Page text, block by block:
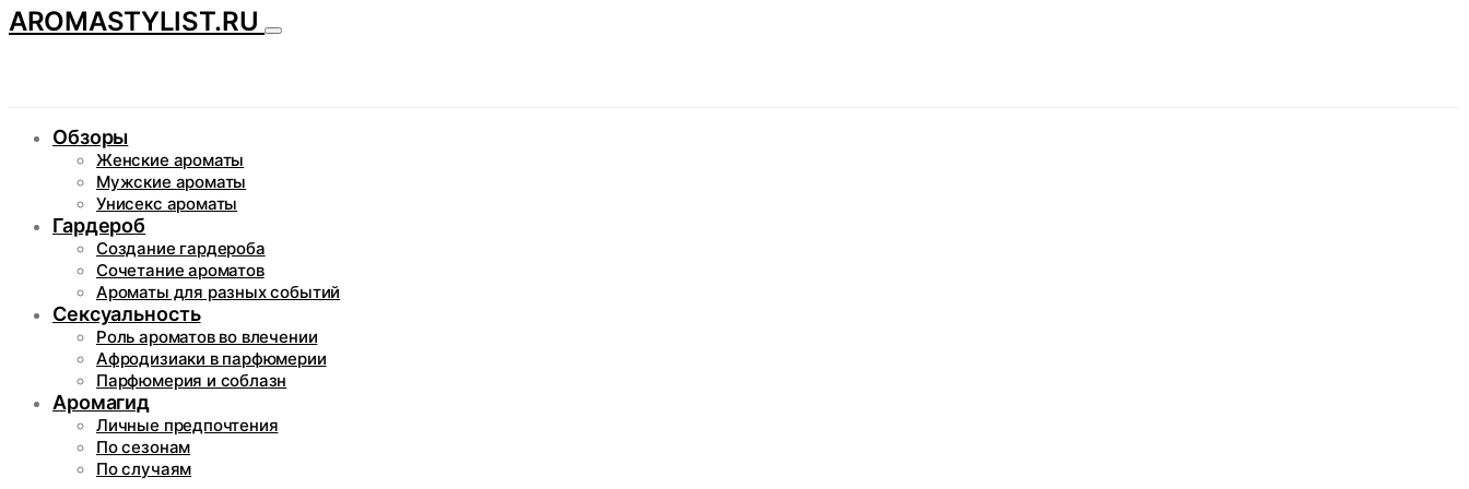
AROMASTYLIST.RU
Обзоры
Женские ароматы
Мужские ароматы
Унисекс ароматы
Гардероб
Создание гардероба
Сочетание ароматов
Ароматы для разных событий
Сексуальность
Роль ароматов во влечении
Афродизиаки в парфюмерии
Парфюмерия и соблазн
Аромагид
Личные предпочтения
По сезонам
По случаям